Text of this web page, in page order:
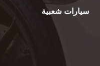
سيارات شعبية